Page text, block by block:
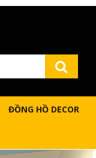
ĐỒNG HỒ DECOR